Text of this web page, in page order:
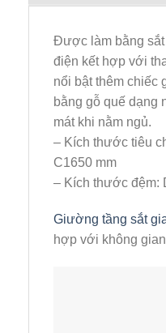
Được làm bằng sắt
điện kết hợp với
nổi bật thêm chiếc
bằng gỗ quế dạng
mát khi nằm ngủ.
– Kích thước tiêu
C1650 mm
– Kích thước đệm:
Giường tầng sắt
hợp với không